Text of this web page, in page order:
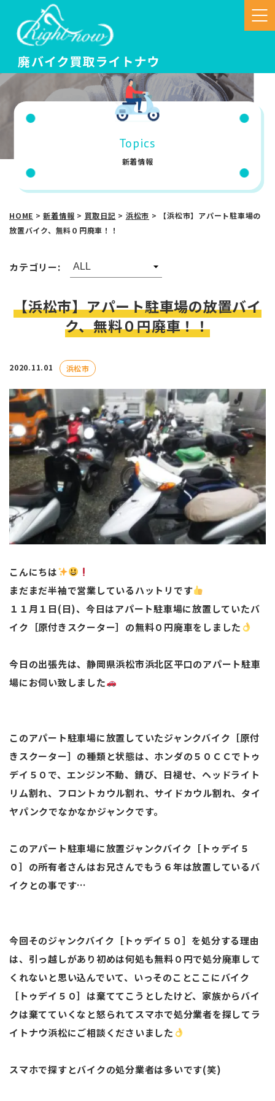
Topics
新着情報
HOME >新着情報 > 買取日記 > 浜松市 >
【浜松市】アパート駐車場の
放置バイク、無料０円廃車！！
カテゴリー:
【浜松市】アパート駐車場の放置バイ
ク、無料０円廃車！！
2020.11.01 浜松市
こんにちは
まだまだ半袖で営業しているハットリです
１１月１日(日)、今日はアパート駐車場に放置していたバ
イク［原付きスクーター］の無料０円廃車をしました
今日の出張先は、静岡県浜松市浜北区平口のアパート駐車
場にお伺い致しました
このアパート駐車場に放置していたジャンクバイク［原付
きスクーター］の種類と状態は、ホンダの５０ＣＣでトゥ
デイ５０で、エンジン不動、錆び、日褪せ、ヘッドライト
リム割れ、フロントカウル割れ、サイドカウル割れ、タイ
ヤパンクでなかなかジャンクです。
このアパート駐車場に放置ジャンクバイク［トゥデイ５
０］の所有者さんはお兄さんでもう６年は放置しているバ
イクとの事です…
今回そのジャンクバイク［トゥデイ５０］を処分する理由
は、引っ越しがあり初めは何処も無料０円で処分廃車して
くれないと思い込んでいて、いっそのことここにバイク
［トゥデイ５０］は棄ててこうとしたけど、家族からバイ
クは棄てていくなと怒られてスマホで処分業者を探してラ
イトナウ浜松にご相談くださいました
スマホで探すとバイクの処分業者は多いです(笑)